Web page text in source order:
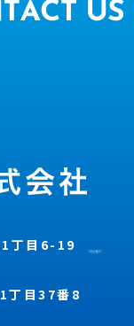
1丁目6-19
丁目37番8